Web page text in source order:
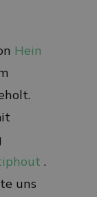
Hein
.
uns